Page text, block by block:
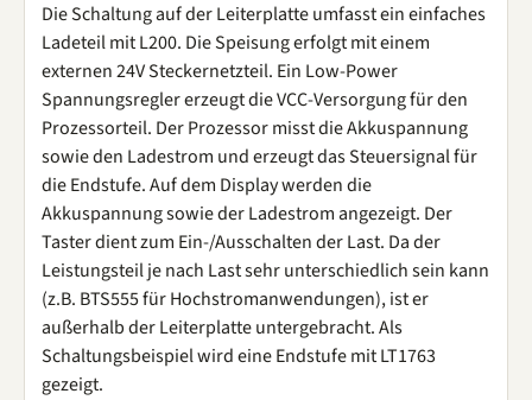
Die Schaltung auf der Leiterplatte umfasst ein einfaches
Ladeteil mit L200. Die Speisung erfolgt mit einem
externen 24V Steckernetzteil. Ein Low-Power
Spannungsregler erzeugt die VCC-Versorgung für den
Prozessorteil. Der Prozessor misst die Akkuspannung
sowie den Ladestrom und erzeugt das Steuersignal für
die Endstufe. Auf dem Display werden die
Akkuspannung sowie der Ladestrom angezeigt. Der
Taster dient zum Ein-/Ausschalten der Last. Da der
Leistungsteil je nach Last sehr unterschiedlich sein kann
(z.B. BTS555 für Hochstromanwendungen), ist er
außerhalb der Leiterplatte untergebracht. Als
Schaltungsbeispiel wird eine Endstufe mit LT1763
gezeigt.